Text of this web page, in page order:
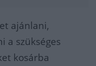
ajánlani,
a szükséges
kosárba